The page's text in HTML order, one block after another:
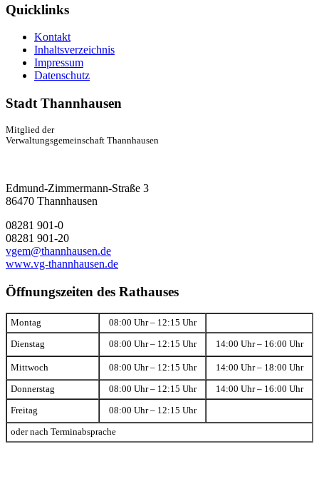
Quicklinks
Kontakt
Inhaltsverzeichnis
Impressum
Datenschutz
Stadt Thannhausen
Mitglied der
Verwaltungsgemeinschaft Thannhausen
Edmund-Zimmermann-Straße 3
86470 Thannhausen
08281 901-0
08281 901-20
vgem@thannhausen.de
www.vg-thannhausen.de
Öffnungszeiten des Rathauses
Montag 08:00 Uhr – 12:15 Uhr
Dienstag 08:00 Uhr – 12:15 Uhr 14:00 Uhr – 16:00 Uhr
Mittwoch 08:00 Uhr – 12:15 Uhr 14:00 Uhr – 18:00 Uhr
Donnerstag 08:00 Uhr – 12:15 Uhr 14:00 Uhr – 16:00 Uhr
Freitag 08:00 Uhr – 12:15 Uhr
oder nach Terminabsprache